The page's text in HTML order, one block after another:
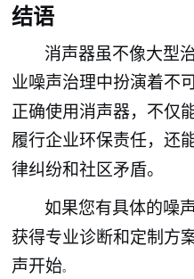
结语
消声器虽不像大型
业噪声治理中扮演着不
正确使用消声器，不仅
履行企业环保责任，还
律纠纷和社区矛盾。
如果您有具体的噪
获得专业诊断和定制方
声开始。